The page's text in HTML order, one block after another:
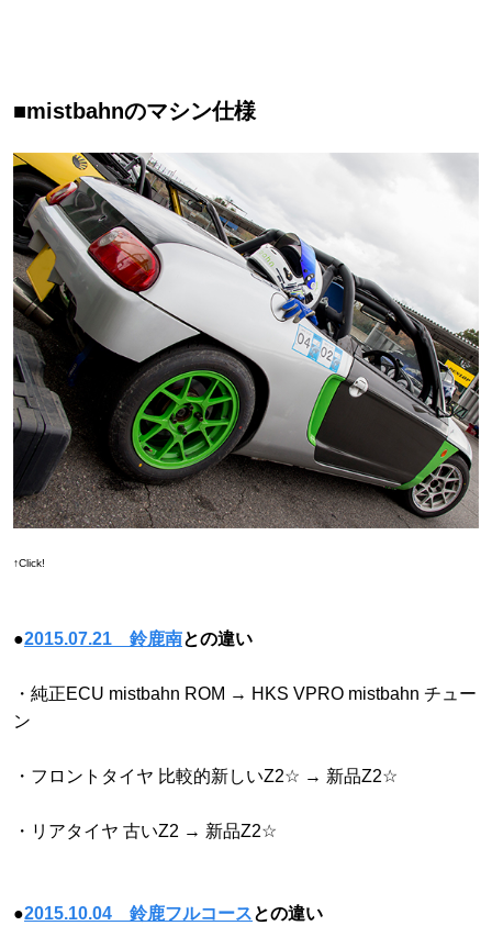
■mistbahnのマシン仕様
↑Click!
●2015.07.21 鈴鹿南との違い
・純正ECU mistbahn ROM → HKS VPRO mistbahn チュー
ン
・フロントタイヤ 比較的新しいZ2☆ → 新品Z2☆
・リアタイヤ 古いZ2 → 新品Z2☆
●2015.10.04 鈴鹿フルコースとの違い